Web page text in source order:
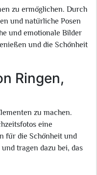
zu ermöglichen. Durch
und natürliche Posen
und emotionale Bilder
und die Schönheit
Ringen,
zu machen.
eine
für die Schönheit und
tragen dazu bei, das